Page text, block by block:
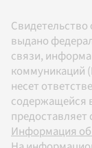
выдано
связи,
коммуникаций
несет
содержащейся
Информация